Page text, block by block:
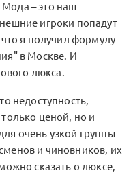
– это наш
игроки попадут
я получил формулу
в Москве. И
люкса.
недоступность,
только ценой, но и
очень узкой группы
и чиновников, их
сказать о люксе,